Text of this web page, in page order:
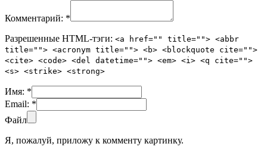
Комментарий: *
Разрешенные HTML-тэги: <a href="" title=""> <abbr
title=""> <acronym title=""> <b> <blockquote cite="">
<cite> <code> <del datetime=""> <em> <i> <q cite="">
<s> <strike> <strong>
Имя: *
Email: *
Файл
Я, пожалуй, приложу к комменту картинку.